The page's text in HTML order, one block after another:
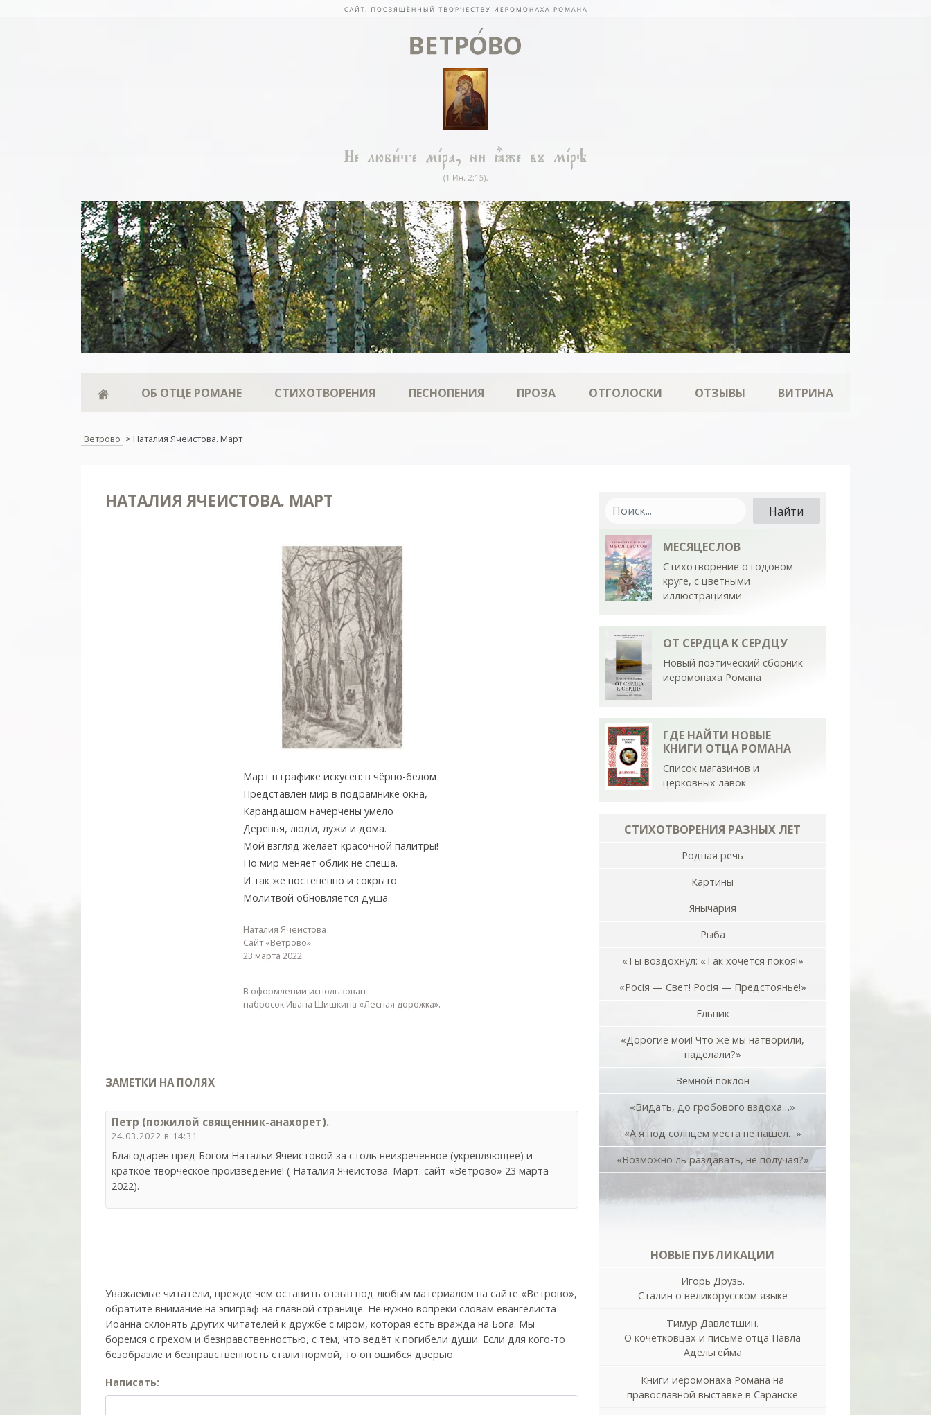
ОБ ОТЦЕ РОМАНЕ СТИХОТВОРЕНИЯ ПЕСНОПЕНИЯ ПРОЗА ОТГОЛОСКИ ОТЗЫВЫ ВИТРИНА
Ветрово > Наталия Ячеистова. Март
НАТАЛИЯ ЯЧЕИСТОВА. МАРТ
Март в графике искусен: в чёрно-белом
Представлен мир в подрамнике окна,
Карандашом начерчены умело
Деревья, люди, лужи и дома.
Мой взгляд желает красочной палитры!
Но мир меняет облик не спеша.
И так же постепенно и сокрыто
Молитвой обновляется душа.
Наталия Ячеистова
Сайт «Ветрово»
23 марта 2022
В оформлении использован
набросок Ивана Шишкина «Лесная дорожка».
ЗАМЕТКИ НА ПОЛЯХ
Петр (пожилой священник-анахорет).
24.03.2022 в 14:31
Благодарен пред Богом Натальи Ячеистовой за столь неизреченное (укрепляющее) и
краткое творческое произведение! ( Наталия Ячеистова. Март: сайт «Ветрово» 23 марта
2022).
Уважаемые читатели, прежде чем оставить отзыв под любым материалом на сайте «Ветрово»,
обратите внимание на эпиграф на главной странице. Не нужно вопреки словам евангелиста
Иоанна склонять других читателей к дружбе с мiром, которая есть вражда на Бога. Мы
боремся с грехом и без­нрав­ствен­ностью, с тем, что ведёт к погибели души. Если для кого-то
безобразие и безнравственность стали нормой, то он ошибся дверью.
Написать:
МЕСЯЦЕСЛОВ
Стихотворение о годовом
круге, с цветными
иллюстрациями
ОТ СЕРДЦА К СЕРДЦУ
Новый поэтический сборник
иеромонаха Романа
ГДЕ НАЙТИ НОВЫЕ
КНИГИ ОТЦА РОМАНА
Список магазинов и
церковных лавок
СТИХОТВОРЕНИЯ РАЗНЫХ ЛЕТ
Родная речь
Картины
Янычария
Рыба
«Ты воздохнул: «Так хочется покоя!»
«Росiя — Свет! Росiя — Предстоянье!»
Ельник
«Дорогие мои! Что же мы натворили,
наделали?»
Земной поклон
«Видать, до гробового вздоха…»
«А я под солнцем места не нашёл…»
«Возможно ль раздавать, не получая?»
НОВЫЕ ПУБЛИКАЦИИ
Игорь Друзь.
Сталин о великорусском языке
Тимур Давлетшин.
О кочетковцах и письме отца Павла
Адельгейма
Книги иеромонаха Романа на
православной выставке в Саранске